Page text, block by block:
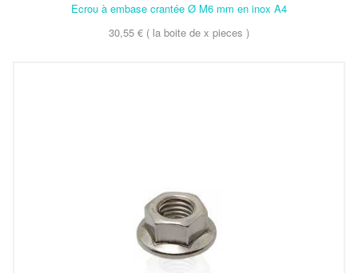
Ecrou à embase crantée Ø M6 mm en inox A4
30,55 € ( la boite de x pieces )